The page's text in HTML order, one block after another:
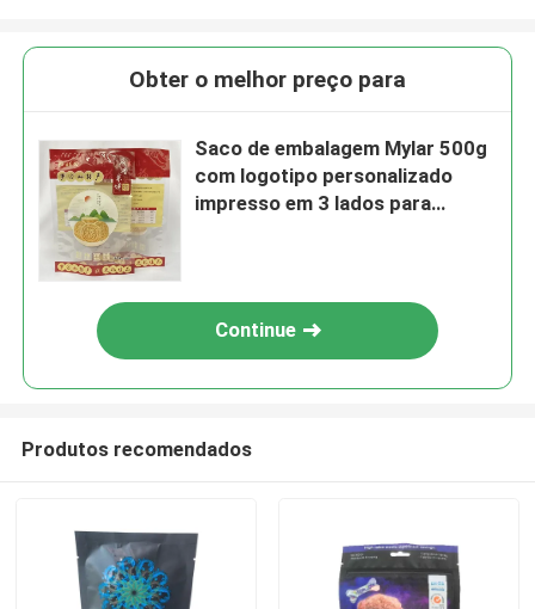
Obter o melhor preço para
Saco de embalagem Mylar 500g
com logotipo personalizado
impresso em 3 lados para
Continue
Produtos recomendados